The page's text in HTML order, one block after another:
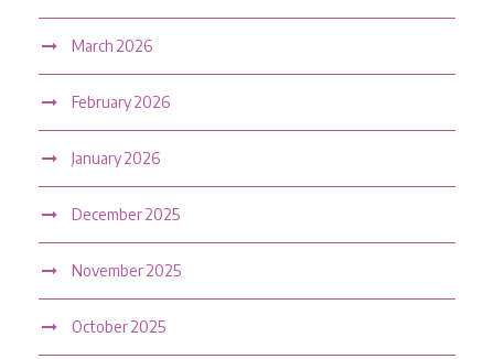
March 2026
February 2026
January 2026
December 2025
November 2025
October 2025